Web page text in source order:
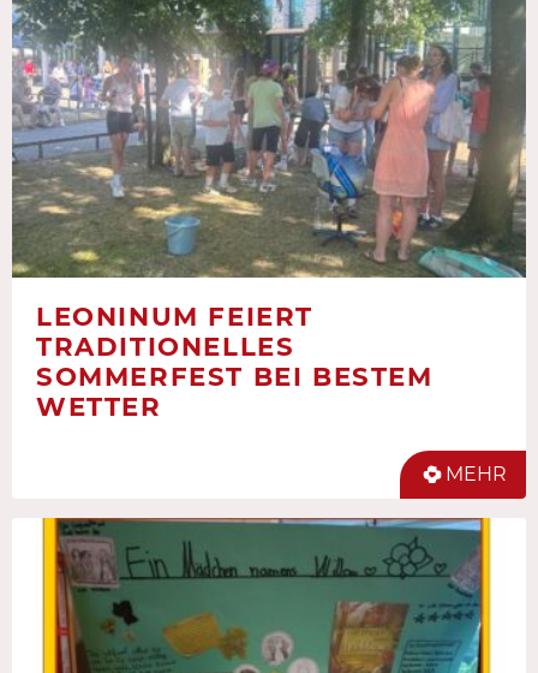
LEONINUM FEIERT
TRADITIONELLES
SOMMERFEST BEI BESTEM
WETTER
MEHR